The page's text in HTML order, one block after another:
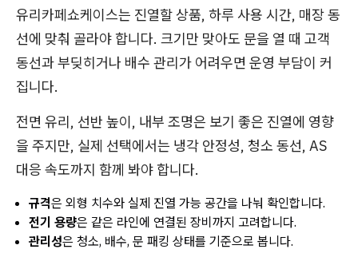
유리카페쇼케이스는 진열할 상품, 하루 사용 시간, 매장 동
선에 맞춰 골라야 합니다. 크기만 맞아도 문을 열 때 고객
동선과 부딪히거나 배수 관리가 어려우면 운영 부담이 커
집니다.
전면 유리, 선반 높이, 내부 조명은 보기 좋은 진열에 영향
을 주지만, 실제 선택에서는 냉각 안정성, 청소 동선, AS
대응 속도까지 함께 봐야 합니다.
규격은 외형 치수와 실제 진열 가능 공간을 나눠 확인합니다.
전기 용량은 같은 라인에 연결된 장비까지 고려합니다.
관리성은 청소, 배수, 문 패킹 상태를 기준으로 봅니다.